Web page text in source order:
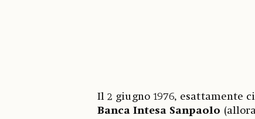
Il 2 giugno 1976, esattamente
Banca Intesa Sanpaolo